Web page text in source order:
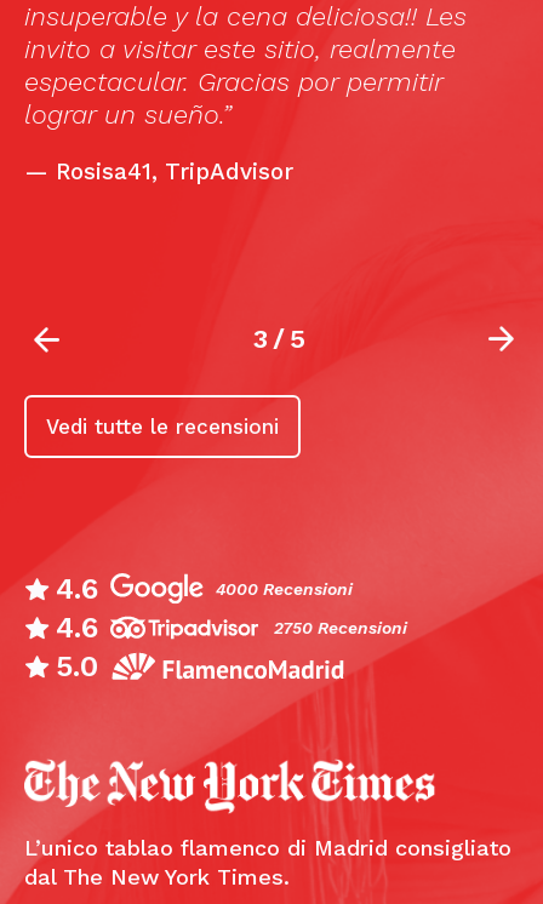
insuperable y la cena deliciosa!! Les
invito a visitar este sitio, realmente
espectacular. Gracias por permitir
lograr un sueño.”
— Rosisa41, TripAdvisor
3/5
Vedi tutte le recensioni
4.6 4000 Recensioni
4.6 2750 Recensioni
5.0
L’unico tablao flamenco di Madrid consigliato
dal The New York Times.